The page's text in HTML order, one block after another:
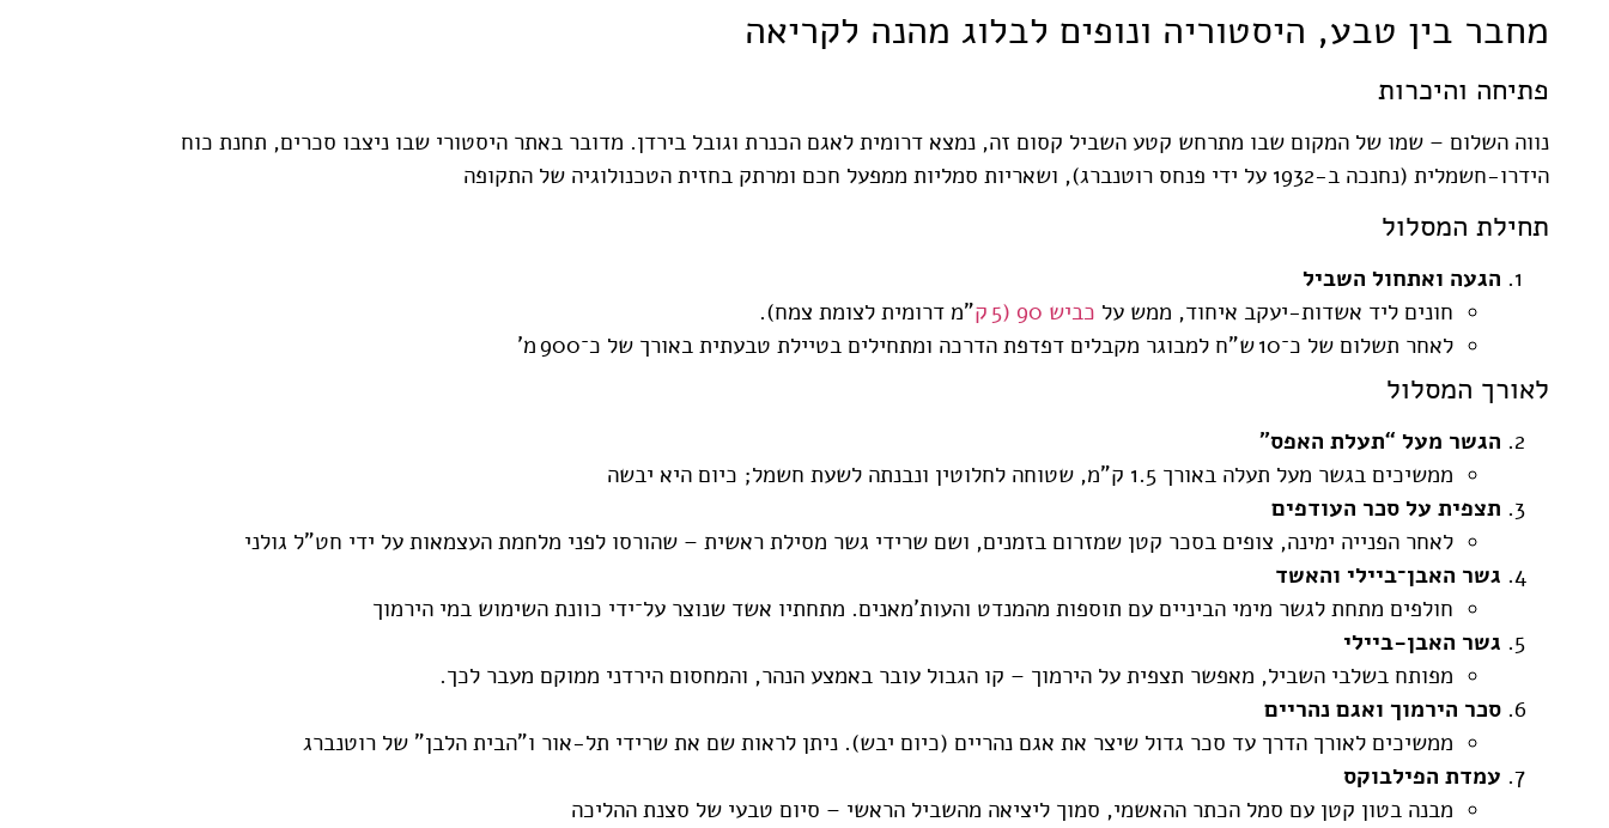
מחבר בין טבע, היסטוריה ונופים לבלוג מהנה לקריאה
פתיחה והיכרות
נווה השלום – שמו של המקום שבו מתרחש קטע השביל קסום זה, נמצא דרומית לאגם הכנרת וגובל בירדן. מדובר באתר היסטורי שבו ניצבו סכרים, תחנת כוח
הידרו-חשמלית (נחנכה ב-1932 על ידי פנחס רוטנברג), ושאריות סמליות ממפעל חכם ומרתק בחזית הטכנולוגיה של התקופה
תחילת המסלול
הגעה ואתחול השביל
חונים ליד אשדות-יעקב איחוד, ממש על כביש 90 (5 ק
"מ דרומית לצומת צמח).
לאחר תשלום של כ־10 ש"ח למבוגר מקבלים דפדפת הדרכה ומתחילים בטיילת טבעתית באורך של כ־900 מ'
לאורך המסלול
הגשר מעל “תעלת האפס”
ממשיכים בגשר מעל תעלה באורך 1.5 ק"מ, שטוחה לחלוטין ונבנתה לשעת חשמל; כיום היא יבשה
תצפית על סכר העודפים
לאחר הפנייה ימינה, צופים בסכר קטן שמזרום בזמנים, ושם שרידי גשר מסילת ראשית – שהורסו לפני מלחמת העצמאות על ידי חט"ל גולני
גשר האבן־ביילי והאשד
חולפים מתחת לגשר מימי הביניים עם תוספות מהמנדט והעות'מאנים. מתחתיו אשד שנוצר על־ידי כוונת השימוש במי הירמוך
גשר האבן-ביילי
מפותח בשלבי השביל, מאפשר תצפית על הירמוך – קו הגבול עובר באמצע הנהר, והמחסום הירדני ממוקם מעבר לכך.
סכר הירמוך ואגם נהריים
ממשיכים לאורך הדרך עד סכר גדול שיצר את אגם נהריים (כיום יבש). ניתן לראות שם את שרידי תל-אור ו"הבית הלבן" של רוטנברג
עמדת הפילבוקס
מבנה בטון קטן עם סמל הכתר ההאשמי, סמוך ליציאה מהשביל הראשי – סיום טבעי של סצנת ההליכה